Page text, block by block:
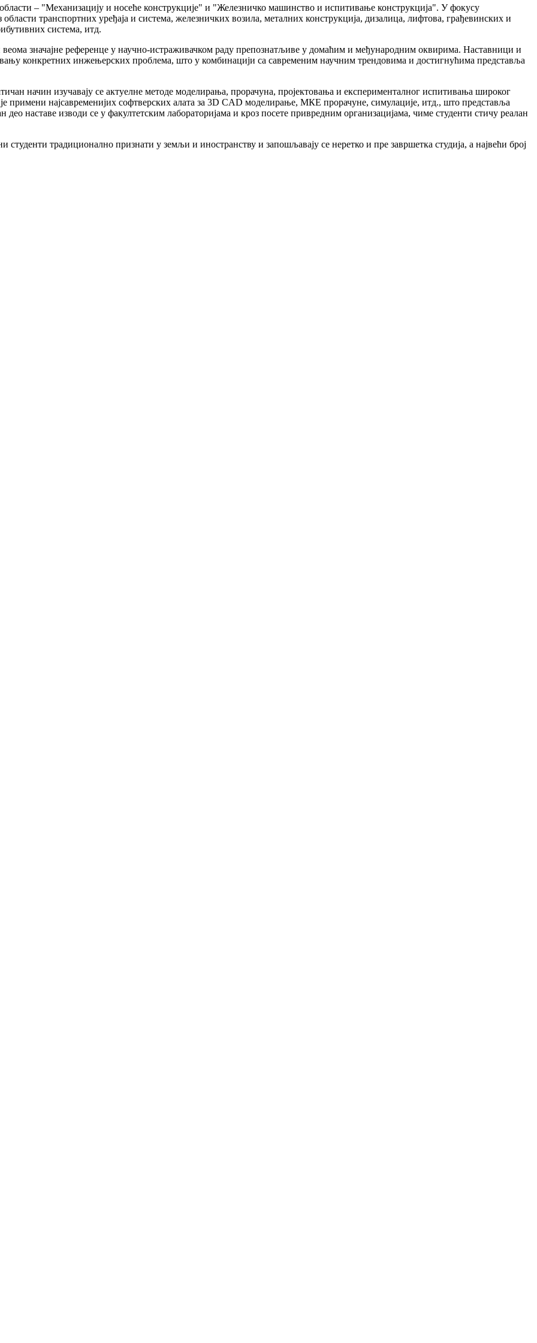
– "Механизацију и носеће конструкције" и "Железничко машинство и испитивање конструкција". У фокусу
транспортних уређаја и система, железничких возила, металних конструкција, дизалица, лифтова, грађевинских и
система, итд.
значајне референце у научно-истраживачком раду препознатљиве у домаћим и међународним оквирима. Наставници и
конкретних инжењерских проблема, што у комбинацији са савременим научним трендовима и достигнућима представља
начин изучавају се актуелне методе моделирања, прорачуна, пројектовања и експерименталног испитивања широког
примени најсавременијих софтверских алата за 3D CAD моделирање, МКЕ прорачуне, симулације, итд., што представља
део наставе изводи се у факултетским лабораторијама и кроз посете привредним организацијама, чиме студенти стичу реалан
традиционално признати у земљи и иностранству и запошљавају се неретко и пре завршетка студија, а највећи број